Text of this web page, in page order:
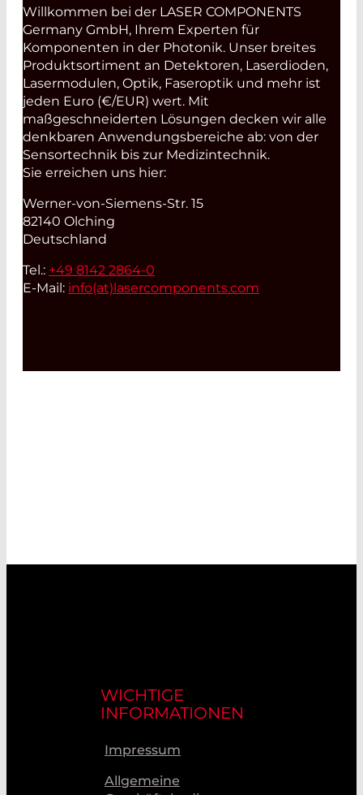
Willkommen bei der LASER COMPONENTS
Germany GmbH, Ihrem Experten für
Komponenten in der Photonik. Unser breites
Produktsortiment an Detektoren, Laserdioden,
Lasermodulen, Optik, Faseroptik und mehr ist
jeden Euro (€/EUR) wert. Mit
maßgeschneiderten Lösungen decken wir alle
denkbaren Anwendungsbereiche ab: von der
Sensortechnik bis zur Medizintechnik.
Sie erreichen uns hier:
Werner-von-Siemens-Str. 15
82140 Olching
Deutschland
Tel.: +49 8142 2864-0
E-Mail: info(at)lasercomponents.com
WICHTIGE
INFORMATIONEN
Impressum
Allgemeine